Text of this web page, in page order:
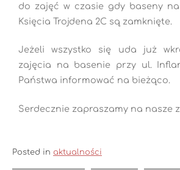
do zajęć w czasie gdy baseny na
Księcia Trojdena 2C są zamknięte.
Jeżeli wszystko się uda już
zajęcia na basenie przy ul.
Państwa informować na bieżąco.
Serdecznie zapraszamy na nasze
Posted in aktualności